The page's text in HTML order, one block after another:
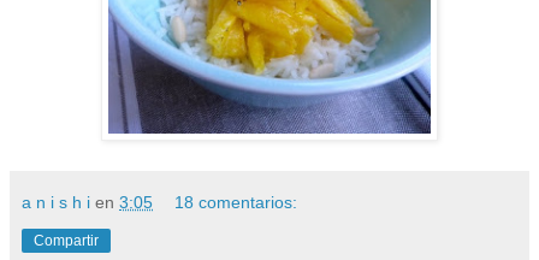
a n i s h i en 3:05 18 comentarios:
Compartir